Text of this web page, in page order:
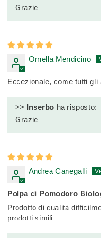
Grazie
Ornella Mendicino
Eccezionale, come tutti gli
>> Inserbo ha risposto:
Grazie
Andrea Canegalli
Polpa di Pomodoro
Prodotto di qualità
prodotti simili